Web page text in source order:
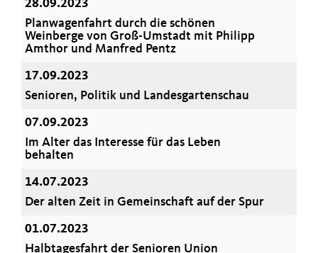
28.09.2023
Planwagenfahrt durch die schönen
Weinberge von Groß-Umstadt mit Philipp
Amthor und Manfred Pentz
17.09.2023
Senioren, Politik und Landesgartenschau
07.09.2023
Im Alter das Interesse für das Leben
behalten
14.07.2023
Der alten Zeit in Gemeinschaft auf der Spur
01.07.2023
Halbtagesfahrt der Senioren Union